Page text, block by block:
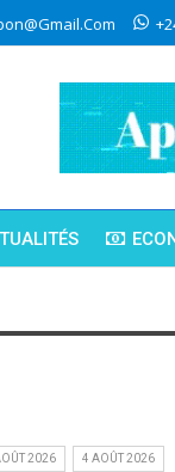
2026 4 AOÛT 2026